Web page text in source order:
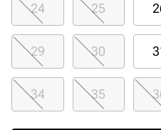
24 25
29 30
34 35